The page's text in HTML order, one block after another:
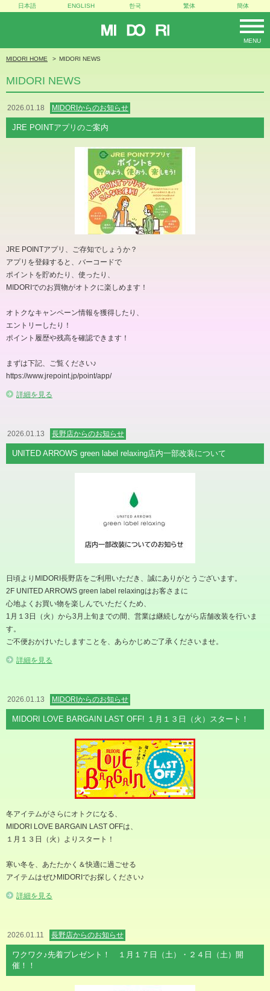
MIDORI MENU
日本語 ENGLISH 한국 繁体 簡体
MIDORI HOME MIDORI NEWS
MIDORI NEWS
2026.01.18 MIDORIからのお知らせ
JRE POINTアプリのご案内
JRE POINTアプリ、ご存知でしょうか？
アプリを登録すると、バーコードで
ポイントを貯めたり、使ったり、
MIDORIでのお買物がオトクに楽しめます！
オトクなキャンペーン情報を獲得したり、
エントリーしたり！
ポイント履歴や残高を確認できます！
まずは下記、ご覧ください♪
https://www.jrepoint.jp/point/app/
詳細を見る
2026.01.13 長野店からのお知らせ
UNITED ARROWS green label relaxing店内一部改装について
日頃よりMIDORI長野店をご利用いただき、誠にありがとうございます。
2F UNITED ARROWS green label relaxingはお客さまに
心地よくお買い物を楽しんでいただくため、
1月１3日（火）から3月上旬までの間、営業は継続しながら店舗改装を行いま
す。
ご不便おかけいたしますことを、あらかじめご了承くださいませ。
詳細を見る
2026.01.13 MIDORIからのお知らせ
MIDORI LOVE BARGAIN LAST OFF! １月１３日（火）スタート！
冬アイテムがさらにオトクになる、
MIDORI LOVE BARGAIN LAST OFFは、
１月１３日（火）よりスタート！
寒い冬を、あたたかく＆快適に過ごせる
アイテムはぜひMIDORIでお探しください♪
詳細を見る
2026.01.11 長野店からのお知らせ
ワクワク♪先着プレゼント！ １月１７日（土）・２４日（土）開
催！！